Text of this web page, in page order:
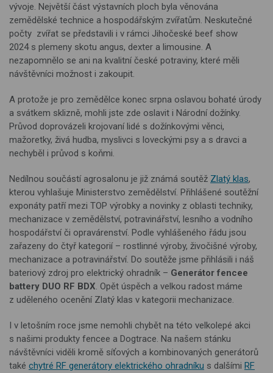
vývoje. Největší část výstavních ploch byla věnována
zemědělské technice a hospodářským zvířatům. Neskutečné
počty zvířat se představili i v rámci Jihočeské beef show
2024 s plemeny skotu angus, dexter a limousine. A
nezapomnělo se ani na kvalitní české potraviny, které měli
návštěvníci možnost i zakoupit.
A protože je pro zemědělce konec srpna oslavou bohaté úrody
a svátkem sklizně, mohli jste zde oslavit i Národní dožínky.
Průvod doprovázeli krojovaní lidé s dožínkovými věnci,
mažoretky, živá hudba, myslivci s loveckými psy a s dravci a
nechyběl i průvod s koňmi.
Nedílnou součástí agrosalonu je již známá soutěž Zlatý klas,
kterou vyhlašuje Ministerstvo zemědělství. Přihlášené soutěžní
exponáty patří mezi TOP výrobky a novinky z oblasti techniky,
mechanizace v zemědělství, potravinářství, lesního a vodního
hospodářství či opravárenství. Podle vyhlášeného řádu jsou
zařazeny do čtyř kategorií – rostlinné výroby, živočišné výroby,
mechanizace a potravinářství. Do soutěže jsme přihlásili i náš
bateriový zdroj pro elektrický ohradník – Generátor fencee
battery DUO RF BDX. Opět úspěch a velkou radost máme
z uděleného ocenění Zlatý klas v kategorii mechanizace.
I v letošním roce jsme nemohli chybět na této velkolepé akci
s našimi produkty fencee a Dogtrace. Na našem stánku
návštěvníci viděli kromě síťových a kombinovaných generátorů
také chytré RF generátory elektrického ohradníku s dalšími RF